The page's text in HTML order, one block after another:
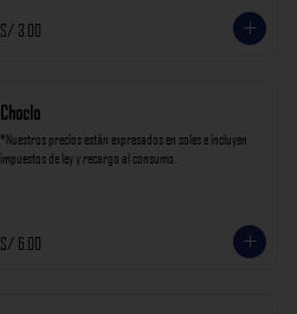
S/ 3.00
Choclo
*Nuestros precios están expresados en soles e incluyen
impuestos de ley y recargo al consumo.
S/ 6.00